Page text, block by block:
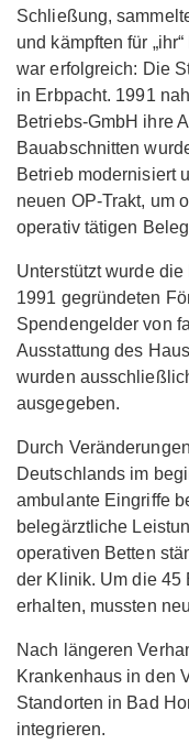
Schließung,
und kämpften für
war erfolgreich: Die
in Erbpacht. 1991
Betriebs-GmbH ihre
Bauabschnitten
Betrieb modernisiert
neuen OP-Trakt, um
operativ tätigen
Unterstützt wurde
1991 gegründeten
Spendengelder von
Ausstattung des
wurden
ausgegeben.
Durch
Deutschlands im
ambulante Eingriffe
belegärztliche
operativen Betten
der Klinik. Um die 45
erhalten, mussten
Nach längeren
Krankenhaus in den
Standorten in Bad
integrieren.